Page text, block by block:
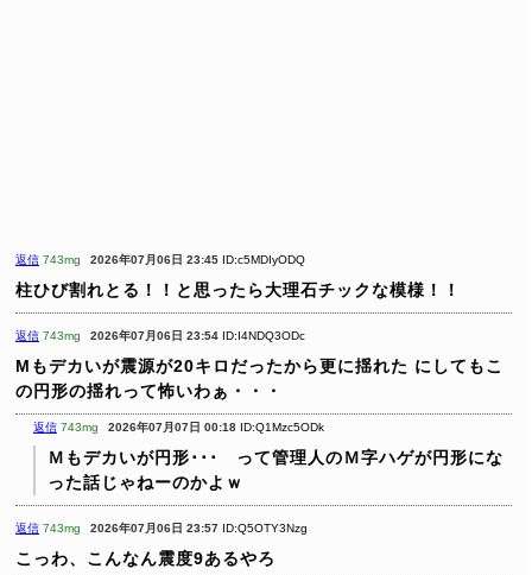
返信 743mg 2026年07月06日 23:45 ID:c5MDIyODQ
柱ひび割れとる！！と思ったら大理石チックな模様！！
返信 743mg 2026年07月06日 23:54 ID:I4NDQ3ODc
Mもデカいが震源が20キロだったから更に揺れた にしてもこ
の円形の揺れって怖いわぁ・・・
返信 743mg 2026年07月07日 00:18 ID:Q1Mzc5ODk
Ｍもデカいが円形･･･ って管理人のＭ字ハゲが円形にな
った話じゃねーのかよｗ
返信 743mg 2026年07月06日 23:57 ID:Q5OTY3Nzg
こっわ、こんなん震度9あるやろ